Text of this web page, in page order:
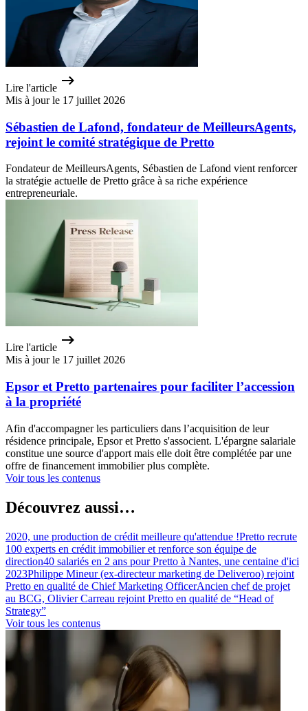
Lire l'article
Mis à jour le 17 juillet 2026
Sébastien de Lafond, fondateur de MeilleursAgents,
rejoint le comité stratégique de Pretto
Fondateur de MeilleursAgents, Sébastien de Lafond vient renforcer
la stratégie actuelle de Pretto grâce à sa riche expérience
entrepreneuriale.
Lire l'article
Mis à jour le 17 juillet 2026
Epsor et Pretto partenaires pour faciliter l’accession
à la propriété
Afin d'accompagner les particuliers dans l’acquisition de leur
résidence principale, Epsor et Pretto s'associent. L'épargne salariale
constitue une source d'apport mais elle doit être complétée par une
offre de financement immobilier plus complète.
Voir tous les contenus
Découvrez aussi…
2020, une production de crédit meilleure qu'attendue !Pretto recrute
100 experts en crédit immobilier et renforce son équipe de
direction40 salariés en 2 ans pour Pretto à Nantes, une centaine d'ici
2023Philippe Mineur (ex-directeur marketing de Deliveroo) rejoint
Pretto en qualité de Chief Marketing OfficerAncien chef de projet
au BCG, Olivier Carreau rejoint Pretto en qualité de “Head of
Strategy”
Voir tous les contenus